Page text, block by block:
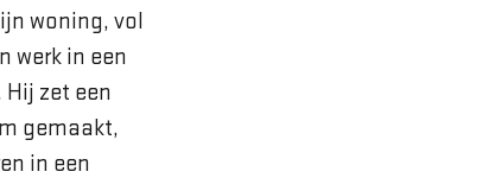
woning, vol
werk in een
zet een
gemaakt,
in een